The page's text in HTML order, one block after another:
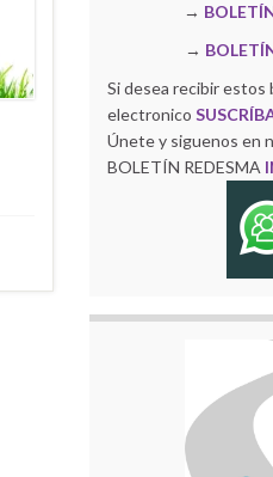
→
→
Si desea recibir
electronico
Únete y siguenos en
BOLETÍN REDESMA